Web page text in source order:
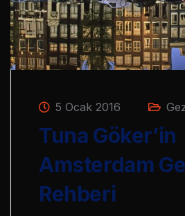
5 Ocak 2016
Tuna Göker’in
Amsterdam
Rehberi